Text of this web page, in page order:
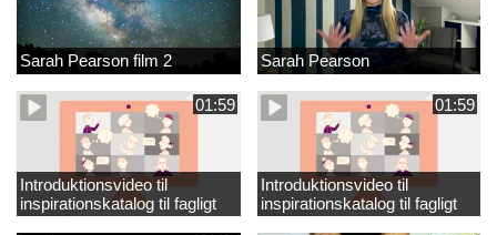
Sarah Pearson film 2 Sarah Pearson
01:59
Introduktionsvideo til
inspirationskatalog til fagligt
løft_tilrettet
01:59
Introduktionsvideo til
inspirationskatalog til fagligt
løft